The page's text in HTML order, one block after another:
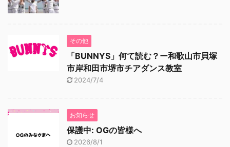
その他
「BUNNYS」何て読む？ー和歌山市貝塚
市岸和田市堺市チアダンス教室
2024/7/4
お知らせ
保護中: OGの皆様へ
2026/8/1